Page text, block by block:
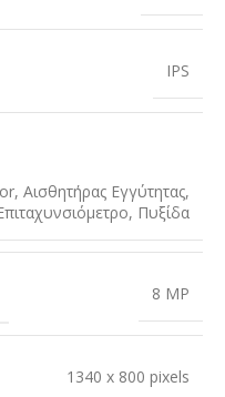
IPS
, Αισθητήρας Εγγύτητας,
, Πυξίδα
8 MP
1340 x 800 pixels